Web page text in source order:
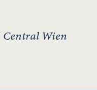
Central Wien